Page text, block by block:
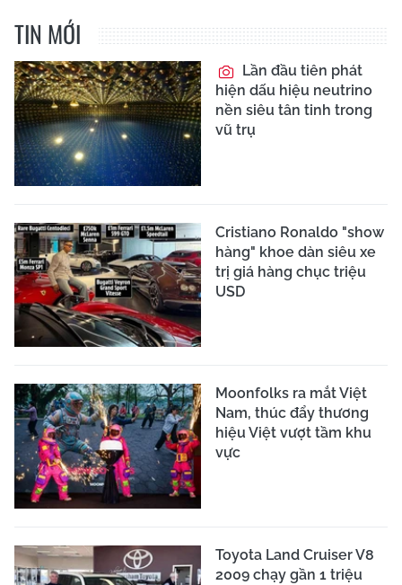
TIN MỚI
Lần đầu tiên phát
hiện dấu hiệu neutrino
nền siêu tân tinh trong
vũ trụ
Cristiano Ronaldo "show
hàng" khoe dàn siêu xe
trị giá hàng chục triệu
USD
Moonfolks ra mắt Việt
Nam, thúc đẩy thương
hiệu Việt vượt tầm khu
vực
Toyota Land Cruiser V8
2009 chạy gần 1 triệu